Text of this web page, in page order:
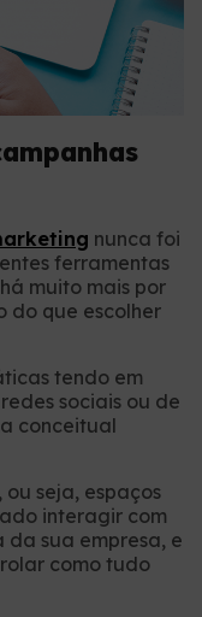
nunca foi
ferramentas
muito mais por
do que escolher
tendo em
sociais ou de
conceitual
ou seja, espaços
interagir com
da sua empresa, e
como tudo